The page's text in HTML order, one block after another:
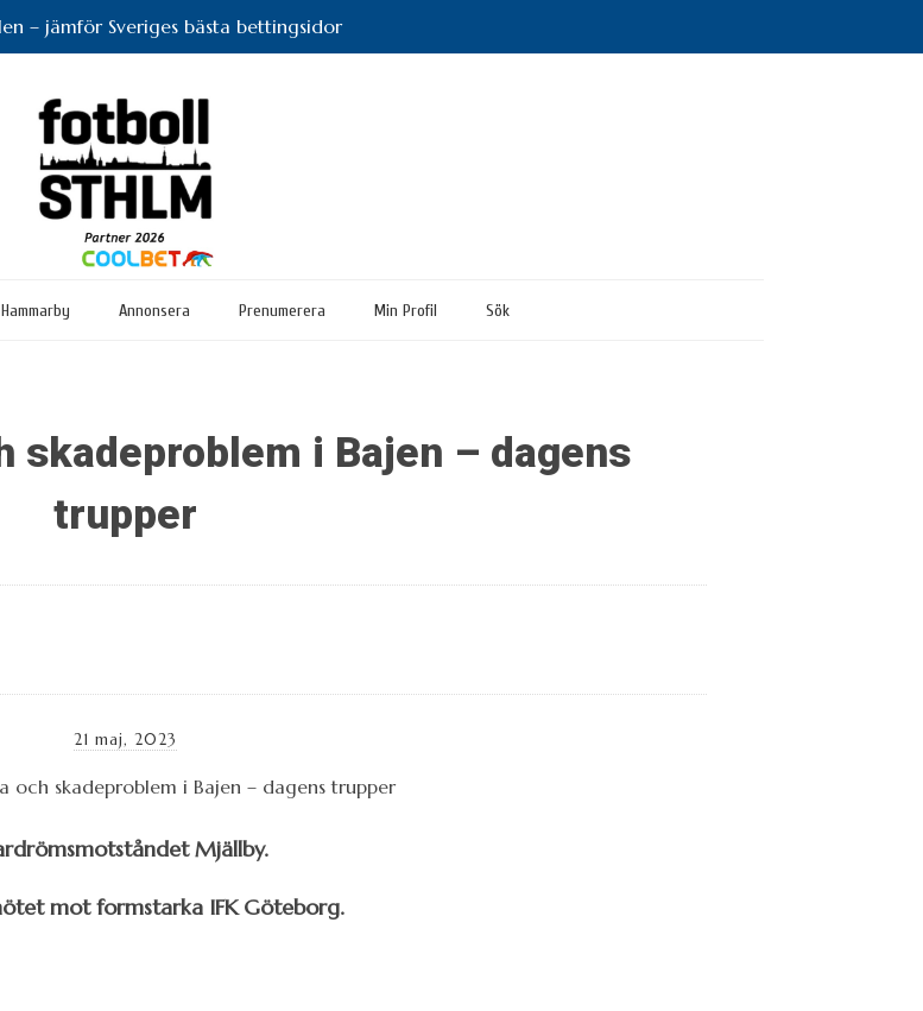
– jämför Sveriges bästa bettingsidor
Hammarby Annonsera Prenumerera Min Profil Sök
skadeproblem i Bajen – dagens
trupper
21 maj, 2023
Mjällby.
mot formstarka IFK Göteborg.